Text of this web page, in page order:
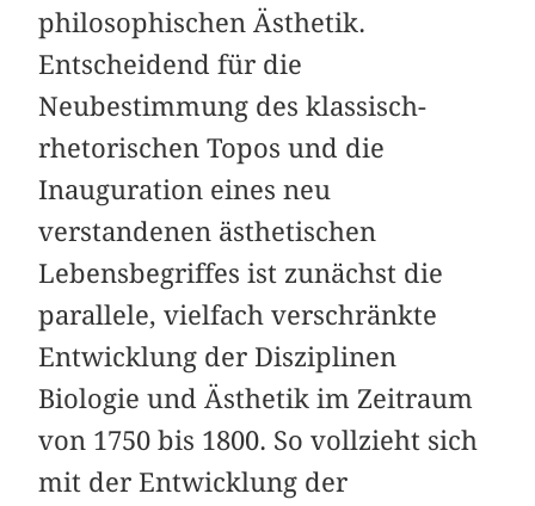
philosophischen Ästhetik.
Entscheidend für die
Neubestimmung des klassisch-
rhetorischen Topos und die
Inauguration eines neu
verstandenen ästhetischen
Lebensbegriffes ist zunächst die
parallele, vielfach verschränkte
Entwicklung der Disziplinen
Biologie und Ästhetik im Zeitraum
von 1750 bis 1800. So vollzieht sich
mit der Entwicklung der